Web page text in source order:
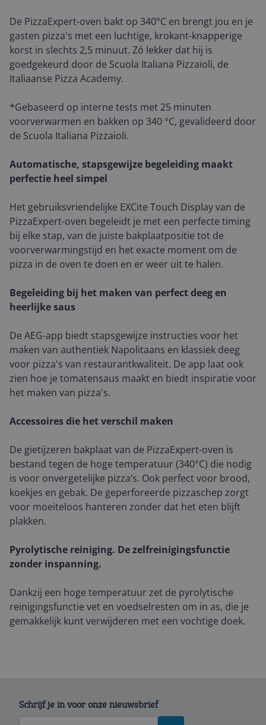
De PizzaExpert-oven bakt op 340°C en brengt jou en je
gasten pizza's met een luchtige, krokant-knapperige
korst in slechts 2,5 minuut. Zó lekker dat hij is
goedgekeurd door de Scuola Italiana Pizzaioli, de
Italiaanse Pizza Academy.
*Gebaseerd op interne tests met 25 minuten
voorverwarmen en bakken op 340 °C, gevalideerd door
de Scuola Italiana Pizzaioli.
Automatische, stapsgewijze begeleiding maakt
perfectie heel simpel
Het gebruiksvriendelijke EXCite Touch Display van de
PizzaExpert-oven begeleidt je met een perfecte timing
bij elke stap, van de juiste bakplaatpositie tot de
voorverwarmingstijd en het exacte moment om de
pizza in de oven te doen en er weer uit te halen.
Begeleiding bij het maken van perfect deeg en
heerlijke saus
De AEG-app biedt stapsgewijze instructies voor het
maken van authentiek Napolitaans en klassiek deeg
voor pizza's van restaurantkwaliteit. De app laat ook
zien hoe je tomatensaus maakt en biedt inspiratie voor
het maken van pizza's.
Accessoires die het verschil maken
De gietijzeren bakplaat van de PizzaExpert-oven is
bestand tegen de hoge temperatuur (340°C) die nodig
is voor onvergetelijke pizza’s. Ook perfect voor brood,
koekjes en gebak. De geperforeerde pizzaschep zorgt
voor moeiteloos hanteren zonder dat het eten blijft
plakken.
Pyrolytische reiniging. De zelfreinigingsfunctie
zonder inspanning.
Dankzij een hoge temperatuur zet de pyrolytische
reinigingsfunctie vet en voedselresten om in as, die je
gemakkelijk kunt verwijderen met een vochtige doek.
Schrijf je in voor onze nieuwsbrief